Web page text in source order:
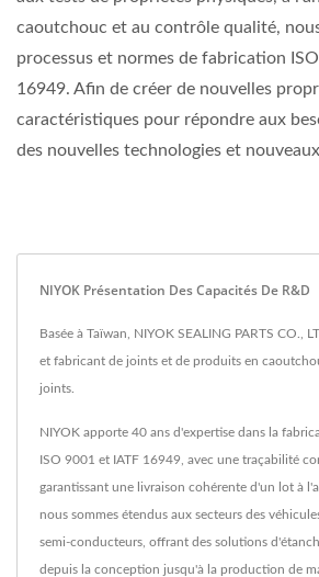
caoutchouc et au contrôle qualité,
processus et normes de fabrication
16949. Afin de créer de nouvelles
caractéristiques pour répondre aux
des nouvelles technologies et
NIYOK Présentation Des Capacités De R&D
Basée à Taïwan, NIYOK SEALING PARTS CO.,
et fabricant de joints et de produits en
joints.
NIYOK apporte 40 ans d'expertise dans la
ISO 9001 et IATF 16949, avec une traçabilité
garantissant une livraison cohérente d'un lot à
nous sommes étendus aux secteurs des
semi-conducteurs, offrant des solutions
depuis la conception jusqu'à la production de